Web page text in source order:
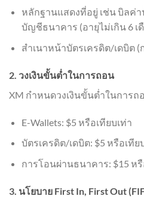
หลักฐานแสดงที่อยู่ เช่น บิลค่
บัญชีธนาคาร (อายุไม่เกิน 6 เ
สำเนาหน้าบัตรเครดิต/เดบิต
2. วงเงินขั้นต่ำในการถอน
XM กำหนดวงเงินขั้นต่ำในการ
E-Wallets: $5 หรือเทียบเท่า
บัตรเครดิต/เดบิต: $5 หรือเทีย
การโอนผ่านธนาคาร: $15 หรื
3. นโยบาย First In, First Out